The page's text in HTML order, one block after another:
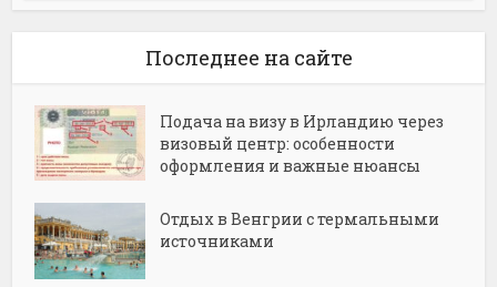
Последнее на сайте
Подача на визу в Ирландию через
визовый центр: особенности
оформления и важные нюансы
Отдых в Венгрии с термальными
источниками